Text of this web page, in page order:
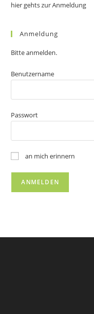
hier gehts zur Anmeldung
Anmeldung
Bitte anmelden.
Benutzername
Passwort
an mich erinnern